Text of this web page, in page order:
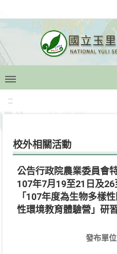
:::
校外相關活動
公告行政院農業委員會
107年7月19至21日及
「107年度為生物多樣
性環境教育體驗營」研
發布單位